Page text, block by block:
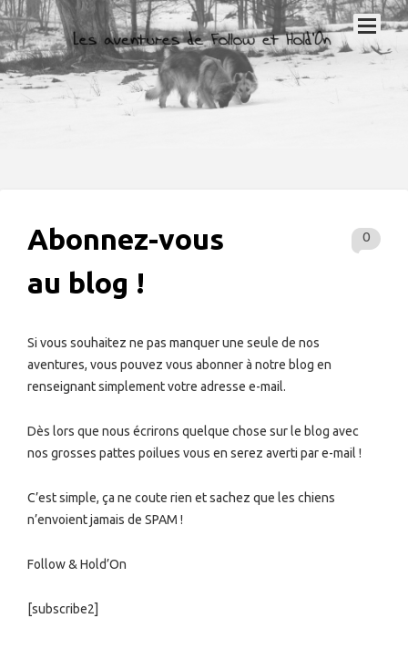
0
Abonnez-vous
au blog !
Si vous souhaitez ne pas manquer une seule de nos
aventures, vous pouvez vous abonner à notre blog en
renseignant simplement votre adresse e-mail.
Dès lors que nous écrirons quelque chose sur le blog avec
nos grosses pattes poilues vous en serez averti par e-mail !
C’est simple, ça ne coute rien et sachez que les chiens
n’envoient jamais de SPAM !
Follow & Hold’On
[subscribe2]